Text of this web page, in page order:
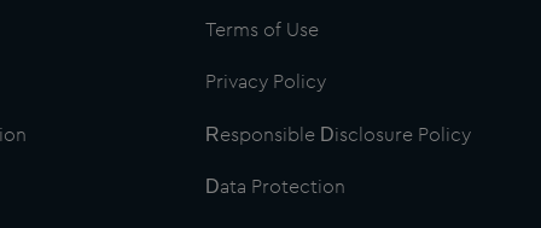
Terms of Use
Privacy Policy
Responsible Disclosure Policy
Data Protection